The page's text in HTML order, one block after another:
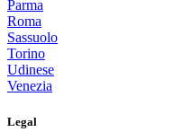
Parma
Roma
Sassuolo
Torino
Udinese
Venezia
Legal